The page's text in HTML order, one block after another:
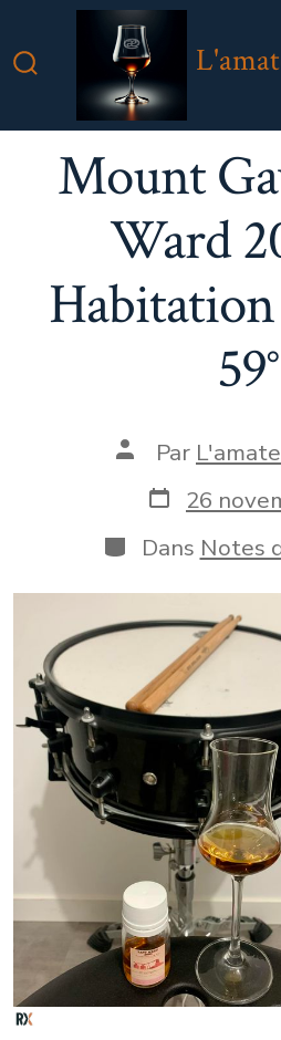
au
Bascule
Rechercher
Mount
Ward
59°
Auteur
publication
Par
Date
de
publication
26
Catégories
Dans Notes